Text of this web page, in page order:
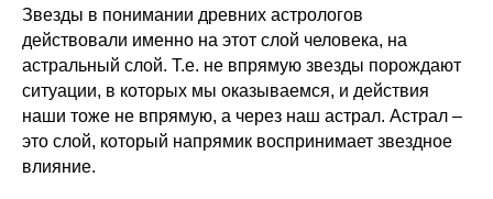
Звезды в понимании древних астрологов
действовали именно на этот слой человека, на
астральный слой. Т.е. не впрямую звезды порождают
ситуации, в которых мы оказываемся, и действия
наши тоже не впрямую, а через наш астрал. Астрал –
это слой, который напрямик воспринимает звездное
влияние.